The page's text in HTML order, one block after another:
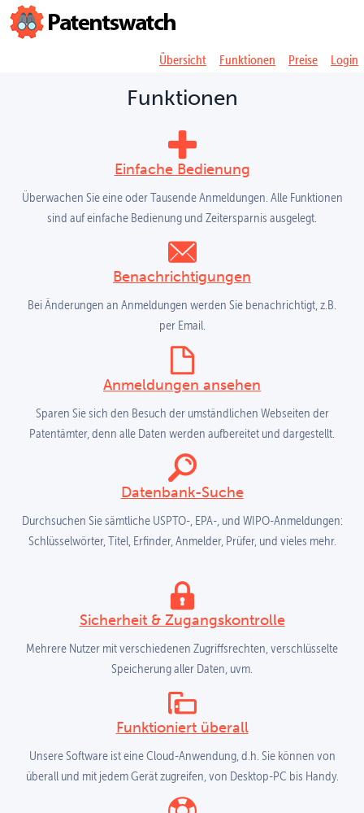
Übersicht Funktionen Preise Login
Funktionen
Einfache Bedienung
Überwachen Sie eine oder Tausende Anmeldungen. Alle Funktionen
sind auf einfache Bedienung und Zeitersparnis ausgelegt.
Benachrichtigungen
Bei Änderungen an Anmeldungen werden Sie benachrichtigt, z.B.
per Email.
Anmeldungen ansehen
Sparen Sie sich den Besuch der umständlichen Webseiten der
Patentämter, denn alle Daten werden aufbereitet und dargestellt.
Datenbank-Suche
Durchsuchen Sie sämtliche USPTO-, EPA-, und WIPO-Anmeldungen:
Schlüsselwörter, Titel, Erfinder, Anmelder, Prüfer, und vieles mehr.
Sicherheit & Zugangs­kontrolle
Mehrere Nutzer mit verschiedenen Zugriffsrechten, verschlüsselte
Speicherung aller Daten, uvm.
Funktioniert überall
Unsere Software ist eine Cloud-Anwendung, d.h. Sie können von
überall und mit jedem Gerät zugreifen, von Desktop-PC bis Handy.